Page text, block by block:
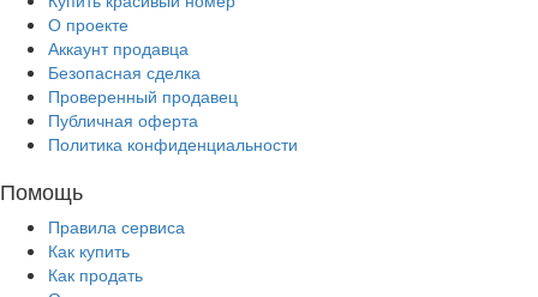
О проекте
Аккаунт продавца
Безопасная сделка
Проверенный продавец
Публичная оферта
Политика конфиденциальности
Помощь
Правила сервиса
Как купить
Как продать